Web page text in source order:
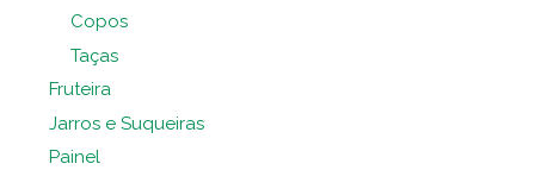
Copos
Taças
Fruteira
Jarros e Suqueiras
Painel